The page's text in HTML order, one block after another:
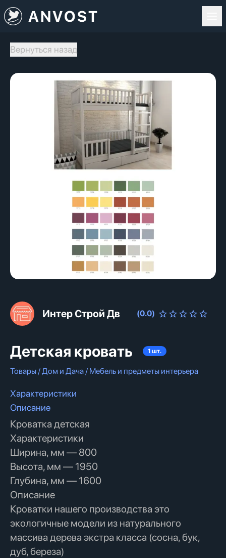
ANVOST
Вернуться назад
Интер Строй Дв (0.0)
Детская кровать 1 шт.
Товары / Дом и Дача / Мебель и предметы интерьера
Характеристики
Описание
Кроватка детская
Характеристики
Ширина, мм — 800
Высота, мм — 1950
Глубина, мм — 1600
Описание
Кроватки нашего производства это
экологичные модели из натурального
массива дерева экстра класса (сосна, бук,
дуб, береза)